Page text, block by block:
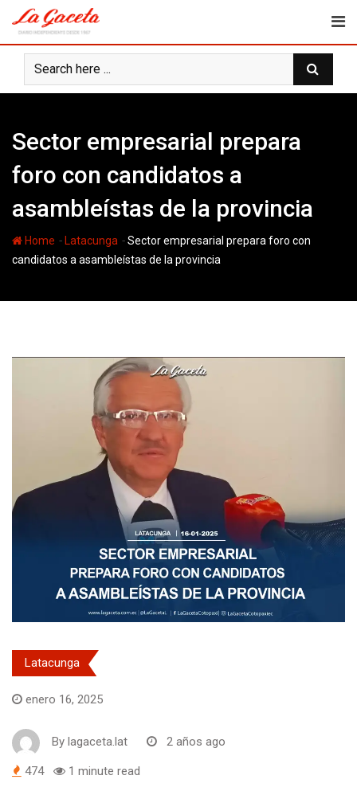
content
Sector empresarial prepara
foro con candidatos a
asambleístas de la provincia
Home - Latacunga -Sector empresarial prepara foro con
candidatos a asambleístas de la provincia
Latacunga
enero 16, 2025
By lagaceta.lat 2 años ago
474 1 minute read